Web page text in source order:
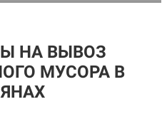
НА ВЫВОЗ
МУСОРА В